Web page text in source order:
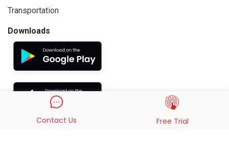
Transportation
Downloads
Contact Us Free Trial